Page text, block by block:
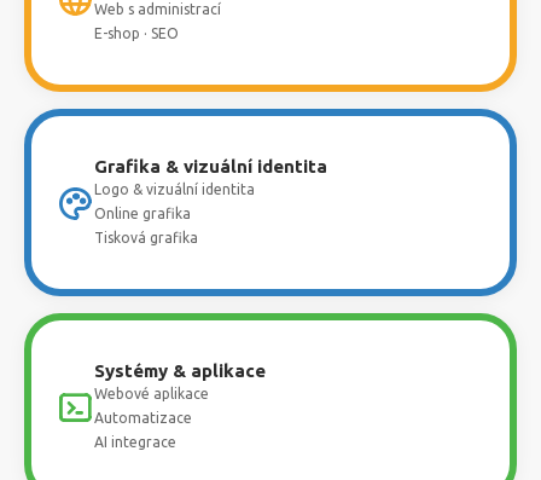
Web s administrací
E-shop · SEO
Grafika & vizuální identita
Logo & vizuální identita
Online grafika
Tisková grafika
Systémy & aplikace
Webové aplikace
Automatizace
AI integrace